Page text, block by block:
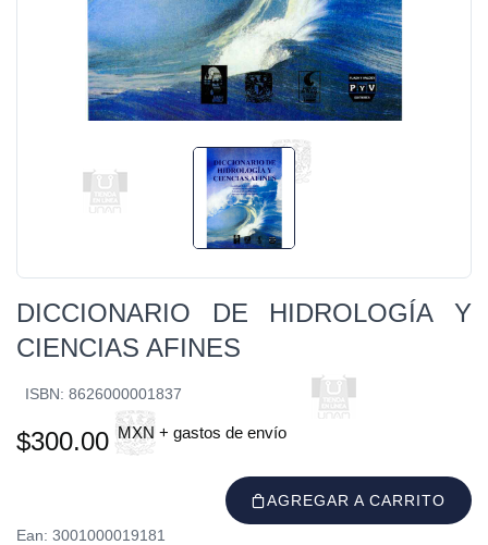
DICCIONARIO DE HIDROLOGÍA Y
CIENCIAS AFINES
ISBN: 8626000001837
$300.00 MXN + gastos de envío
AGREGAR A CARRITO
Ean: 3001000019181